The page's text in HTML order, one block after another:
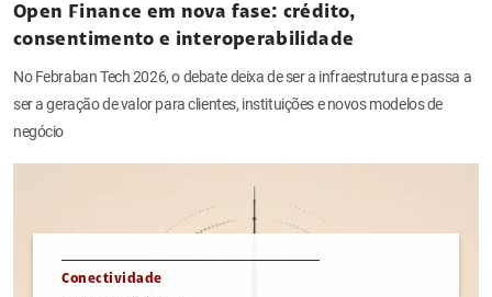
Open Finance em nova fase: crédito,
consentimento e interoperabilidade
No Febraban Tech 2026, o debate deixa de ser a infraestrutura e passa a
ser a geração de valor para clientes, instituições e novos modelos de
negócio
Conectividade